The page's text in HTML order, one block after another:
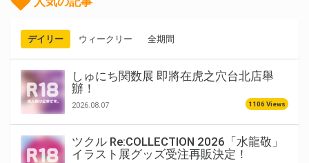
デイリー ウィークリー 全期間
しゅにち関数展 即將在虎之穴台北店舉
辦！
2026.08.07 1106 Views
ツクル Re:COLLECTION 2026「水龍敬」
イラスト展グッズ受注再販決定！